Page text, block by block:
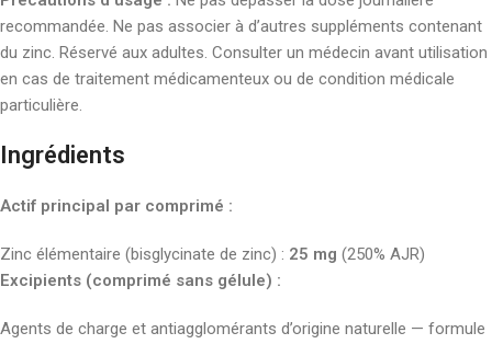
recommandée. Ne pas associer à d’autres suppléments contenant
du zinc. Réservé aux adultes. Consulter un médecin avant utilisation
en cas de traitement médicamenteux ou de condition médicale
particulière.
Ingrédients
Actif principal par comprimé :
Zinc élémentaire (bisglycinate de zinc) : 25 mg (250% AJR)
Excipients (comprimé sans gélule) :
Agents de charge et antiagglomérants d’origine naturelle — formule